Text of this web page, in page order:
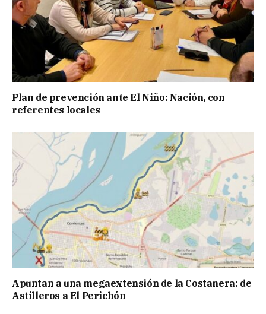
Plan de prevención ante El Niño: Nación, con
referentes locales
Apuntan a una megaextensión de la Costanera: de
Astilleros a El Perichón